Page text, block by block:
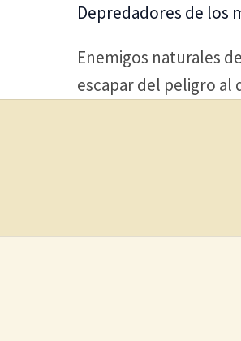
Depredadores de los
Enemigos naturales
escapar del peligro al